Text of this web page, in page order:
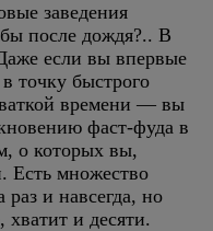
заведения
после дождя?.. В
если вы впервые
точку быстрого
времени — вы
фаст-фуда в
о которых вы,
Есть множество
раз и навсегда, но
и десяти.